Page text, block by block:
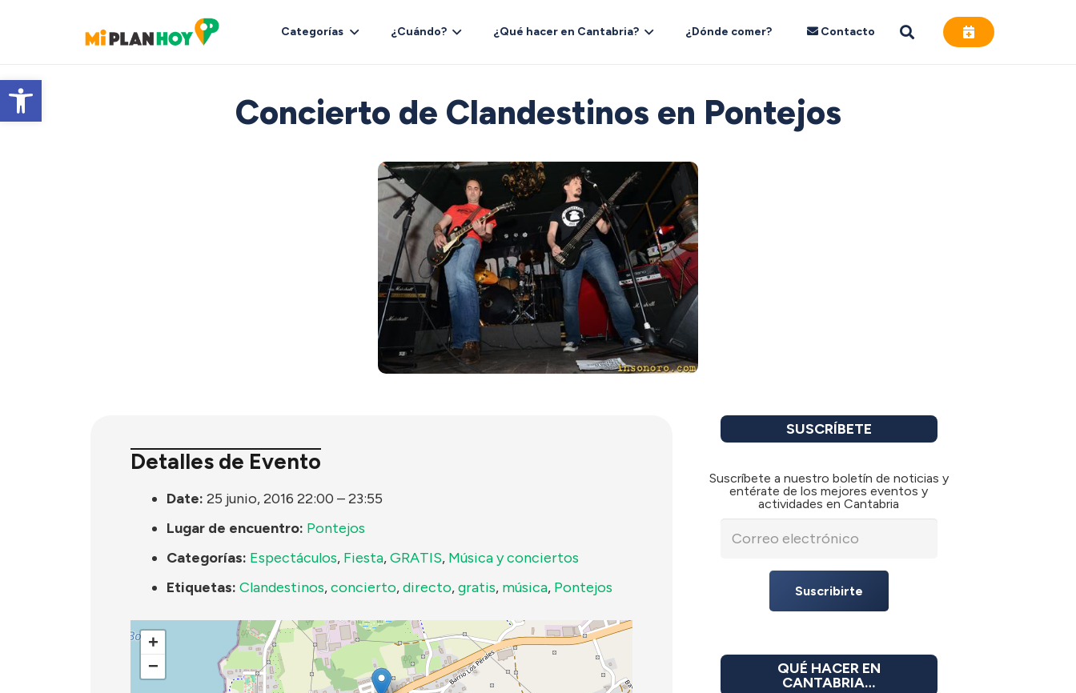
Abrir barra de herramientas
Categorías ¿Cuándo? ¿Qué hacer en Cantabria? ¿Dónde comer? Contacto
Concierto de Clandestinos en Pontejos
Detalles de Evento
Date: 25 junio, 2016 22:00 –23:55
Lugar de encuentro: Pontejos
Categorías: Espectáculos, Fiesta,GRATIS, Música y conciertos
Etiquetas: Clandestinos,concierto,directo,gratis, música, Pontejos
+
−
SUSCRÍBETE
Suscríbete a nuestro boletín de noticias y
entérate de los mejores eventos y
actividades en Cantabria
Suscribirte
QUÉ HACER EN
CANTABRIA…